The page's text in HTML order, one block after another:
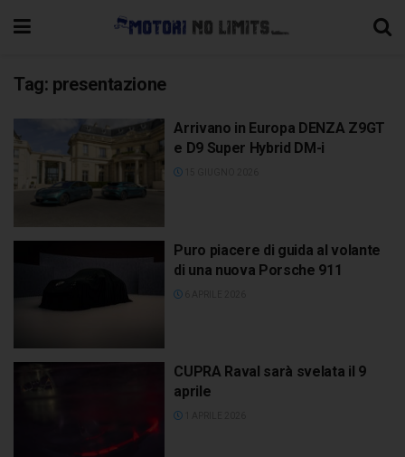
Tag: presentazione
Arrivano in Europa DENZA Z9GT
e D9 Super Hybrid DM-i
Puro piacere di guida al volante
di una nuova Porsche 911
CUPRA Raval sarà svelata il 9
aprile